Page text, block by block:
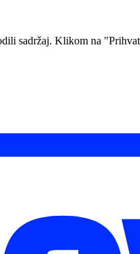
sadržaj. Klikom na